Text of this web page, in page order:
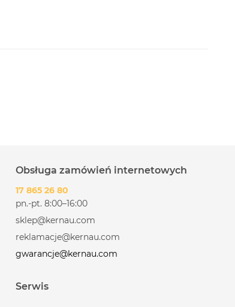
Obsługa zamówień internetowych
17 865 26 80
pn.-pt. 8:00–16:00
sklep@kernau.com
reklamacje@kernau.com
gwarancje@kernau.com
Serwis